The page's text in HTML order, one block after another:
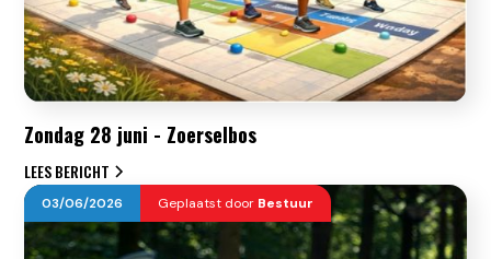
Zondag 28 juni - Zoerselbos
LEES BERICHT
03/06/2026 Geplaatst door Bestuur